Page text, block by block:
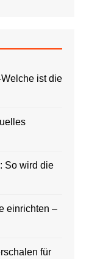
ist die
So wird die
einrichten –
für